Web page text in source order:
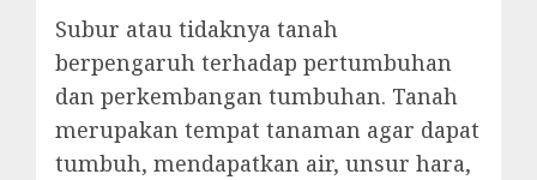
Subur atau tidaknya tanah
berpengaruh terhadap pertumbuhan
dan perkembangan tumbuhan. Tanah
merupakan tempat tanaman agar dapat
tumbuh, mendapatkan air, unsur hara,